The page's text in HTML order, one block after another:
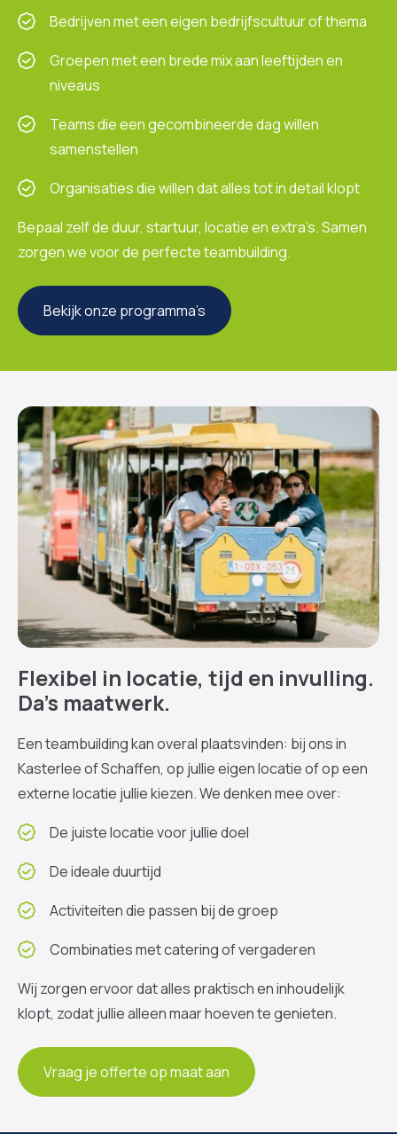
Bedrijven met een eigen bedrijfscultuur of thema
Groepen met een brede mix aan leeftijden en
niveaus
Teams die een gecombineerde dag willen
samenstellen
Organisaties die willen dat alles tot in detail klopt
Bepaal zelf de duur, startuur, locatie en extra’s. Samen
zorgen we voor de perfecte teambuilding.
Bekijk onze programma’s
Flexibel in locatie, tijd en invulling.
Da’s maatwerk.
Een teambuilding kan overal plaatsvinden: bij ons in
Kasterlee of Schaffen, op jullie eigen locatie of op een
externe locatie jullie kiezen. We denken mee over:
De juiste locatie voor jullie doel
De ideale duurtijd
Activiteiten die passen bij de groep
Combinaties met catering of vergaderen
Wij zorgen ervoor dat alles praktisch en inhoudelijk
klopt, zodat jullie alleen maar hoeven te genieten.
Vraag je offerte op maat aan